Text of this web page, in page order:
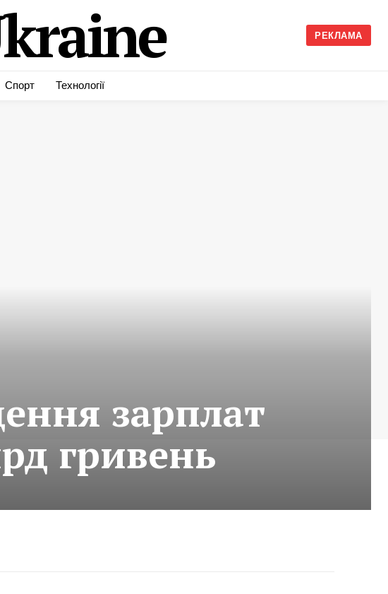
РЕКЛАМА
Спорт Технології
зарплат
гривень